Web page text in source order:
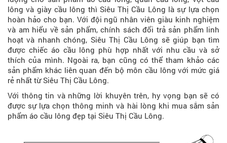
lông và giày cầu lông thì Siêu Thị Cầu Lông là sự lựa chọn
hoàn hảo cho bạn. Với đội ngũ nhân viên giàu kinh nghiệm
và am hiểu về sản phẩm, chính sách đổi trả sản phẩm linh
hoạt và nhanh chóng, Siêu Thị Cầu Lông sẽ giúp bạn tìm
được chiếc áo cầu lông phù hợp nhất với nhu cầu và sở
thích của mình. Ngoài ra, bạn cũng có thể tham khảo các
sản phẩm khác liên quan đến bộ môn cầu lông với mức giá
rẻ nhất từ Siêu Thị Cầu Lông.
Với thông tin và những lời khuyên trên, hy vọng bạn sẽ có
được sự lựa chọn thông minh và hài lòng khi mua sắm sản
phẩm áo cầu lông đẹp tại Siêu Thị Cầu Lông.